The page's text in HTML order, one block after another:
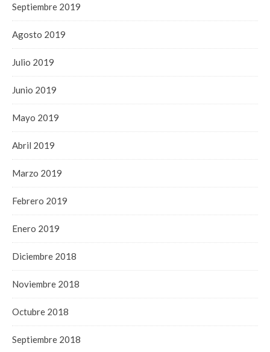
Septiembre 2019
Agosto 2019
Julio 2019
Junio 2019
Mayo 2019
Abril 2019
Marzo 2019
Febrero 2019
Enero 2019
Diciembre 2018
Noviembre 2018
Octubre 2018
Septiembre 2018